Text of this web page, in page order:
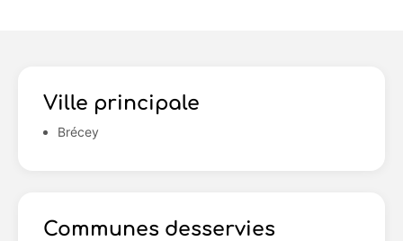
Ville principale
Brécey
Communes desservies